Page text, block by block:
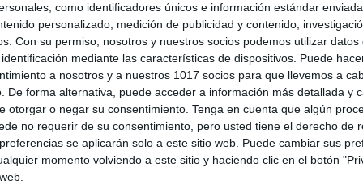
como identificadores únicos e información estándar
personalizado, medición de publicidad y contenido,
Con su permiso, nosotros y nuestros socios podemos utilizar datos
mediante las características de dispositivos. Puede
a nosotros y a nuestros 1017 socios para que llevemos a
De forma alternativa, puede acceder a información más detallada y
otorgar o negar su consentimiento. Tenga en cuenta que algún
no requerir de su consentimiento, pero usted tiene el derecho de
se aplicarán solo a este sitio web. Puede cambiar sus
momento volviendo a este sitio y haciendo clic en el botón
Errores – Física y